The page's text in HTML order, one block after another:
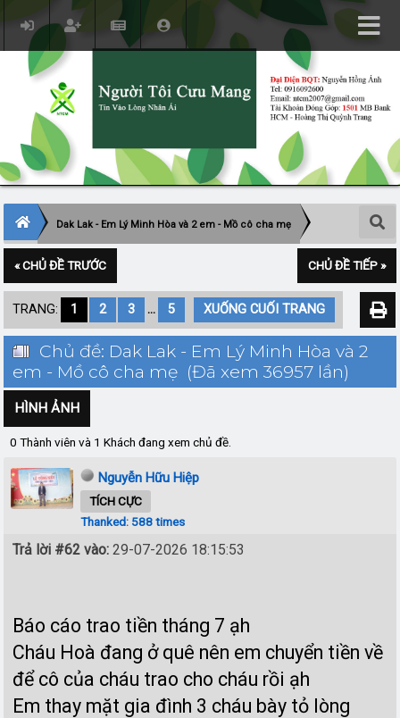
Dak Lak - Em Lý Minh Hòa và 2 em - Mồ cô cha mẹ
« CHỦ ĐỀ TRƯỚC CHỦ ĐỀ TIẾP »
TRANG: 1 2 3 ... 5 XUỐNG CUỐI TRANG
Chủ đề: Dak Lak - Em Lý Minh Hòa và 2
em - Mồ cô cha mẹ (Đã xem 36957 lần)
HÌNH ẢNH
0 Thành viên và 1 Khách đang xem chủ đề.
Nguyễn Hữu Hiệp
TÍCH CỰC
Thanked: 588 times
Trả lời #62 vào: 29-07-2026 18:15:53
Báo cáo trao tiền tháng 7 ạh
Cháu Hoà đang ở quê nên em chuyển tiền về
để cô của cháu trao cho cháu rồi ạh
Em thay mặt gia đình 3 cháu bày tỏ lòng